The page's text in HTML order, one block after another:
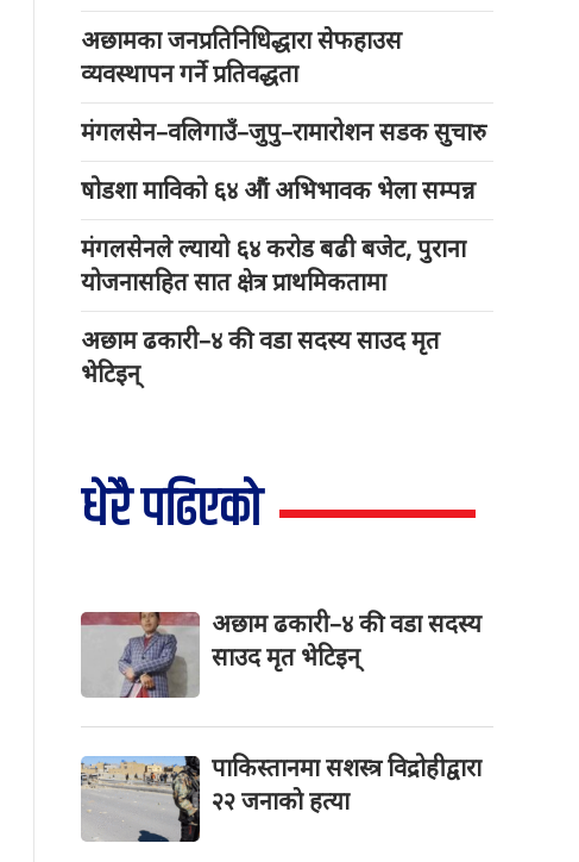
अछामका जनप्रतिनिधिद्धारा सेफहाउस
व्यवस्थापन गर्ने प्रतिवद्धता
मंगलसेन–वलिगाउँ–जुपु–रामारोशन सडक सुचारु
षोडशा माविको ६४ औं अभिभावक भेला सम्पन्न
मंगलसेनले ल्यायो ६४ करोड बढी बजेट, पुराना
योजनासहित सात क्षेत्र प्राथमिकतामा
अछाम ढकारी–४ की वडा सदस्य साउद मृत
भेटिइन्
धेरै पढिएको
अछाम ढकारी–४ की वडा सदस्य
साउद मृत भेटिइन्
पाकिस्तानमा सशस्त्र विद्रोहीद्वारा
२२ जनाकाे हत्या